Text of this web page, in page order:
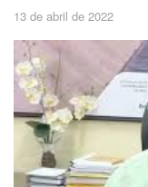
13 de abril de 2022